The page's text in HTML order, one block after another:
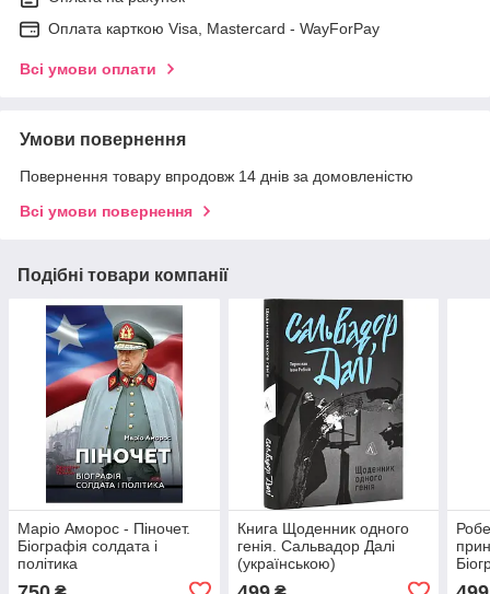
Оплата карткою Visa, Mastercard - WayForPay
Всі умови оплати
Умови повернення
Повернення товару впродовж 14 днів за домовленістю
Всі умови повернення
Подібні товари компанії
Маріо Аморос - Піночет.
Біографія солдата і
політика
Книга Щоденник одного
генія. Сальвадор Далі
(українською)